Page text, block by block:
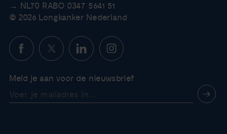
NL70 RABO 0347 5641 51
© 2026 Longkanker Nederland
Meld je aan voor de nieuwsbrief